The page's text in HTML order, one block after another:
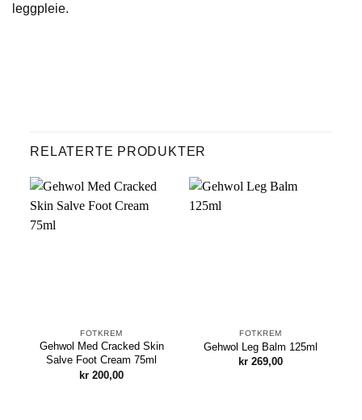
leggpleie.
RELATERTE PRODUKTER
FOTKREM
Gehwol Med Cracked Skin
Salve Foot Cream 75ml
kr 200,00
FOTKREM
Gehwol Leg Balm 125ml
kr269,00